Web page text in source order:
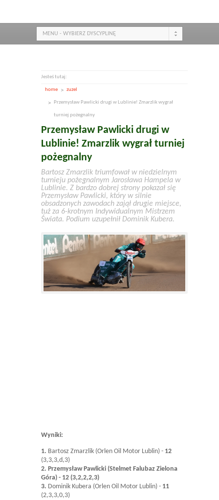
MENU - WYBIERZ DYSCYPLINĘ
Jesteś tutaj:
home zuzel
Przemysław Pawlicki drugi w Lublinie! Zmarzlik wygrał
turniej pożegnalny
Przemysław Pawlicki drugi w
Lublinie! Zmarzlik wygrał turniej
pożegnalny
Bartosz Zmarzlik triumfował w niedzielnym
turnieju pożegnalnym Jarosława Hampela w
Lublinie. Z bardzo dobrej strony pokazał się
Przemysław Pawlicki, który w silnie
obsadzonych zawodach zajął drugie miejsce,
tuż za 6-krotnym Indywidualnym Mistrzem
Świata. Podium uzupełnił Dominik Kubera.
Wyniki:
1. Bartosz Zmarzlik (Orlen Oil Motor Lublin) - 12
(3,3,3,d,3)
2. Przemysław Pawlicki (Stelmet Falubaz Zielona
Góra) - 12 (3,2,2,2,3)
3. Dominik Kubera (Orlen Oil Motor Lublin) - 11
(2,3,3,0,3)